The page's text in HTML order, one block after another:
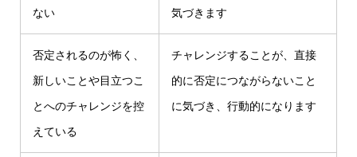
ない
気づきます
否定されるのが怖く、
新しいことや目立つこ
とへのチャレンジを控
えている
チャレンジすることが、直接
的に否定につながらないこと
に気づき、行動的になります